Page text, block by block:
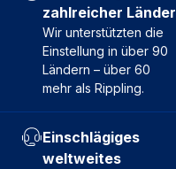
zahlreicher Länder
Wir unterstützten die
Einstellung in über 90
Ländern – über 60
mehr als Rippling.
Einschlägiges
weltweites